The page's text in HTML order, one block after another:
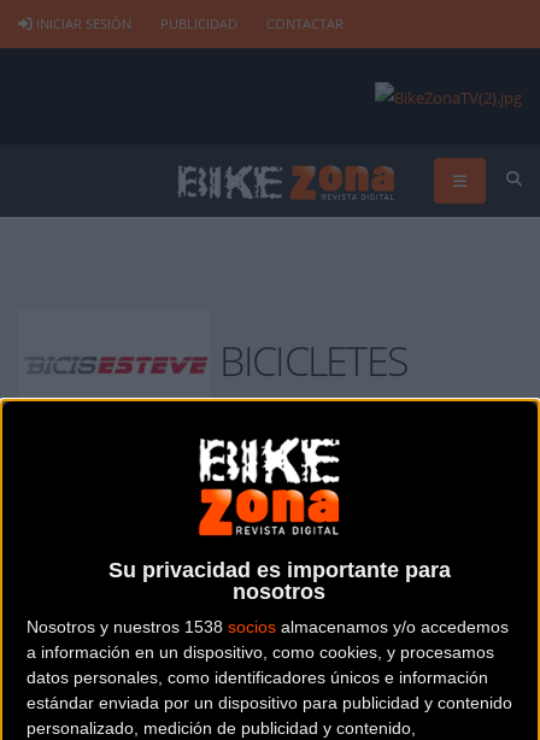
Su privacidad es importante para
nosotros
Nosotros y nuestros 1538 socios almacenamos y/o accedemos
a información en un dispositivo, como cookies, y procesamos
datos personales, como identificadores únicos e información
estándar enviada por un dispositivo para publicidad y contenido
personalizado, medición de publicidad y contenido,
INICIAR SESIÓN PUBLICIDAD CONTACTAR
BICICLETES
ESTEVE PLAYA DE ARO
BICICLETES ESTEVE PLAYA DE AROes una tienda de bicicletas
y artículos ciclistas situada en la provincia de
Dónde se encuentra
Av. Cavall Bernat, 81 17250
Playa de Aro (Girona).